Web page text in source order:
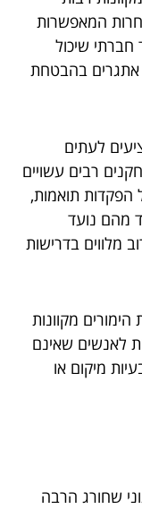
המאפשרות
שיכול
בהבטחת
לעתים
רבים עשויים
הפקדות תואמות,
מהם נועד
מלווים בדרישות
מקוונות
לאנשים שאינם
מיקום או
שחורג הרבה